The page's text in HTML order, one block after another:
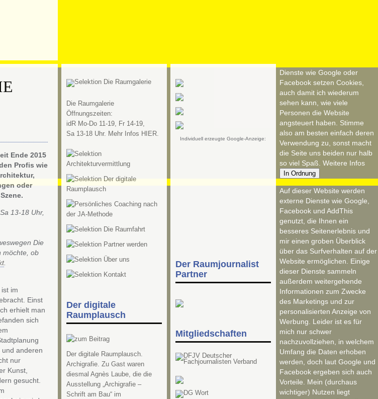
Ende 2015
Profis wie
oder
13-18 Uhr,
Die
möchte, ob
.
im
Einst
erhielt man
sich
und anderen
nur
Kunst,
gesucht.
Die Raumgalerie
Öffnungszeiten:
idR Mo-Do 11-19, Fr 14-19,
Sa 13-18 Uhr. Mehr Infos HIER.
Der digitale
Raumplausch
Der digitale Raumplausch.
Archigrafie. Zu Gast waren
diesmal Agnès Laube, die die
Ausstellung „Archigrafie –
Schrift am Bau“ im
Individuell erzeugte Google-Anzeige:
Der Raumjournalist
Partner
Mitgliedschaften
Dienste wie Google oder
Facebook setzen Cookies,
auch damit ich wiederum
sehen kann, wie viele
Personen die Website
angsteuert haben. Stimme
also am besten einfach deren
Verwendung zu, sonst macht
die Seite uns beiden nur halb
so viel Spaß. Weitere Infos
In Ordnung
Auf dieser Website werden
externe Dienste wie Google,
Facebook und AddThis
genutzt, die Ihnen ein
besseres Seitenerlebnis und
mir einen groben Überblick
über das Surfverhalten auf der
Website ermöglichen. Einige
dieser Dienste sammeln
außerdem weitergehende
Informationen zum Zwecke
des Marketings und zur
personalisierten Anzeige von
Werbung. Leider ist es für
mich nur schwer
nachzuvollziehen, in welchem
Umfang die Daten erhoben
werden, doch laut Google und
Facebook ergeben sich auch
Vorteile. Mein (durchaus
wichtiger) Nutzen liegt